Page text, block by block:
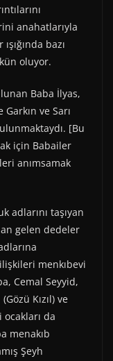
anahatlarıyla
bazı
oluyor.
Baba İlyas,
ve Sarı
[Bu
için Babailer
anımsamak
adlarını taşıyan
gelen dedeler
ilişkileri menkıbevi
Cemal Seyyid,
Kızıl) ve
ocakları da
menakıb
Şeyh